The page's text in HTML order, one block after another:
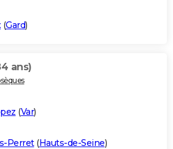
(Gard)
ans)
(Var)
Perret(Hauts-de-Seine)